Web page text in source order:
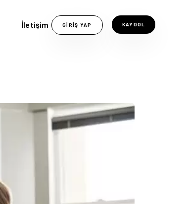
İletişim GIRIŞ YAP KAYDOL